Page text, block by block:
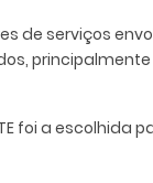
de serviços
principalmente
foi a escolhida